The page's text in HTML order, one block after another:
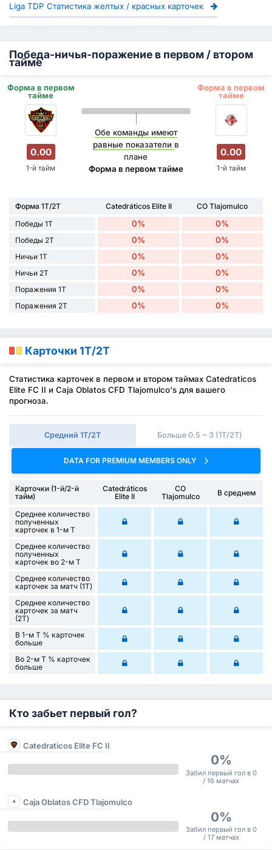
Liga TDP Статистика желтых / красных карточек
Победа-ничья-поражение в первом / втором
тайме
Форма в первом
тайме
Форма в первом
тайме
0.00
1-й тайм
Обе команды имеют
равные показатели в
плане
Форма в первом тайме
0.00
1-й тайм
Форма 1Т/2Т Catedráticos Elite II
CO Tlajomulco
Победы 1Т
0% 0%
Победы 2Т 0% 0%
Ничьи 1Т 0% 0%
Ничьи 2Т 0% 0%
Поражения 1Т 0% 0%
Поражения 2Т 0% 0%
Карточки 1Т/2Т
Статистика карточек в первом и втором таймах Catedraticos
Elite FC II и Caja Oblatos CFD Tlajomulco's для вашего
прогноза.
Средний 1Т/2Т Больше 0.5 ~ 3 (1Т/2Т)
DATA FOR PREMIUM MEMBERS ONLY
Карточки (1-й/2-й
тайм)
Catedráticos
Elite II
CO
Tlajomulco
В среднем
Среднее количество
полученных
карточек в 1-м Т
Среднее количество
полученных
карточек во 2-м Т
Среднее количество
карточек за матч (1Т)
Среднее количество
карточек за матч
(2Т)
В 1-м Т % карточек
больше
Во 2-м Т % карточек
больше
Кто забьет первый гол?
Catedraticos Elite FC II
0%
Забил первый гол в 0
/ 16 матчах
Caja Oblatos CFD Tlajomulco
0%
Забил первый гол в 0
/ 17 матчах